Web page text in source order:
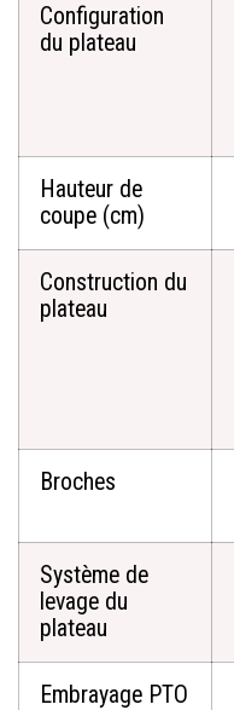
Configuration
du plateau
Hauteur de
coupe (cm)
Construction du
plateau
Broches
Système de
levage du
plateau
Embrayage PTO